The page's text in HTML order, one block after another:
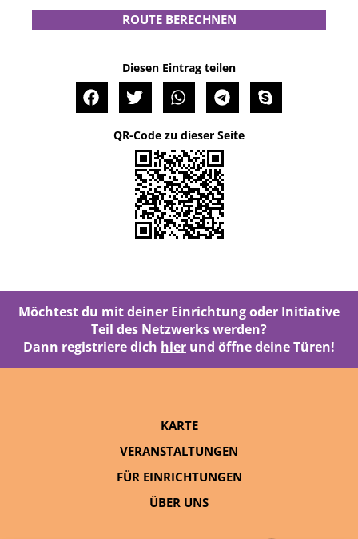
ROUTE BERECHNEN
Diesen Eintrag teilen
QR-Code zu dieser Seite
Möchtest du mit deiner Einrichtung oder Initiative
Teil des Netzwerks werden?
Dann registriere dich hier und öffne deine Türen!
KARTE
VERANSTALTUNGEN
FÜR EINRICHTUNGEN
ÜBER UNS